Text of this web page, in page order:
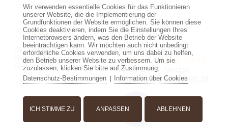
Adresse
OD - Mladosť
Hlavná 951
Galanta 924 01, Slowakei
Kontakt
Kontaktieren Sie uns:
+43 677 6159 2646
an die E-Mail-Adresse
info@fertiggardinen.at
Wir verwenden essentielle Cookies für das Funktionieren
unserer Website, die die Implementierung der
Grundfunktionen der Website ermöglichen. Sie können diese
Cookies deaktivieren, indem Sie die Einstellungen Ihres
Internetbrowsers ändern, was den Betrieb der Website
beeinträchtigen kann. Wir möchten auch nicht unbedingt
erforderliche Cookies verwenden, um uns dabei zu helfen,
den Betrieb unserer Website zu verbessern. Um sie
zuzulassen, klicken Sie bitte auf Zustimmung.
Datenschutz-Bestimmungen| Information über Cookies
ICH STIMME ZU ANPASSEN ABLEHNEN